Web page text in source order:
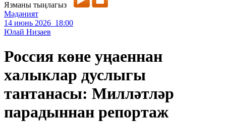
Язманы тыңлагыз
Мәдәният
14 июнь 2026 18:00
Юлай Низаев
Россия көне уңаеннан
халыклар дуслыгы
тантанасы: Милләтләр
парадыннан репортаж